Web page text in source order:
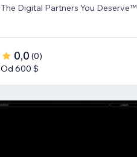
The Digital Partners You Deserve™
0,0 (0)
Od 600 $